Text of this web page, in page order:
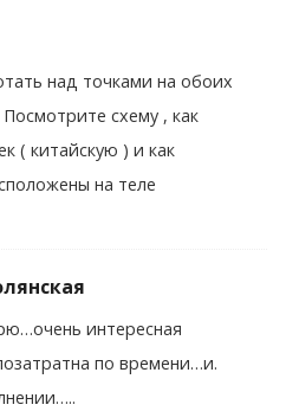
над точками на обоих
Посмотрите схему , как
( китайскую ) и как
на теле
интересная
по времени…и.